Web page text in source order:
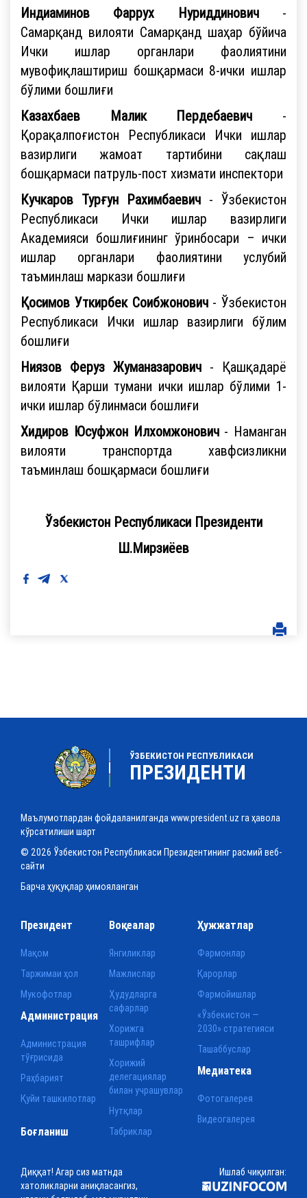
Индиаминов Фаррух Нуриддинович-
Самарқанд вилояти Самарқанд шаҳар бўйича
Ички ишлар органлари фаолиятини
мувофиқлаштириш бошқармаси 8-ички ишлар
бўлими бошлиғи
Казахбаев Малик Пердебаевич -
Қорақалпоғистон Республикаси Ички ишлар
вазирлиги жамоат тартибини сақлаш
бошқармаси патруль-пост хизмати инспектори
Кучкаров Турғун Рахимбаевич - Ўзбекистон
Республикаси Ички ишлар вазирлиги
Академияси бошлиғининг ўринбосари – ички
ишлар органлари фаолиятини услубий
таъминлаш маркази бошлиғи
Қосимов Уткирбек Соибжонович- Ўзбекистон
Республикаси Ички ишлар вазирлиги бўлим
бошлиғи
Ниязов Феруз Жуманазарович - Қашқадарё
вилояти Қарши тумани ички ишлар бўлими 1-
ички ишлар бўлинмаси бошлиғи
Хидиров Юсуфжон Илхомжонович- Наманган
вилояти транспортда хавфсизликни
таъминлаш бошқармаси бошлиғи
Ўзбекистон Республикаси Президенти
Ш.Мирзиёев
ЎЗБЕКИСТОН РЕСПУБЛИКАСИ
ПРЕЗИДЕНТИ
Маълумотлардан фойдаланилганда www.president.uz га ҳавола
кўрсатилиши шарт
© 2026 Ўзбекистон Республикаси Президентининг расмий веб-
сайти
Барча ҳуқуқлар ҳимояланган
Президент
Мақом
Таржимаи ҳол
Мукофотлар
Воқеалар
Янгиликлар
Мажлислар
Ҳудудларга
сафарлар
Хорижга
ташрифлар
Хорижий
делегациялар
билан учрашувлар
Нутқлар
Табриклар
Ҳужжатлар
Фармонлар
Қарорлар
Фармойишлар
«Ўзбекистон —
2030» стратегияси
Ташаббуслар
Администрация
Администрация
тўғрисида
Раҳбарият
Қуйи ташкилотлар
Медиатека
Фотогалерея
Видеогалерея
Боғланиш
Диққат! Агар сиз матнда
хатоликларни аниқласангиз,
Ишлаб чиқилган: